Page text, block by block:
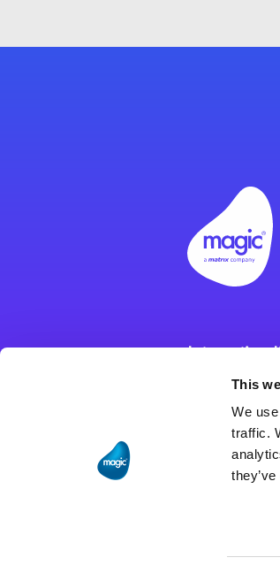
This
We
traffic.
Magic xpi